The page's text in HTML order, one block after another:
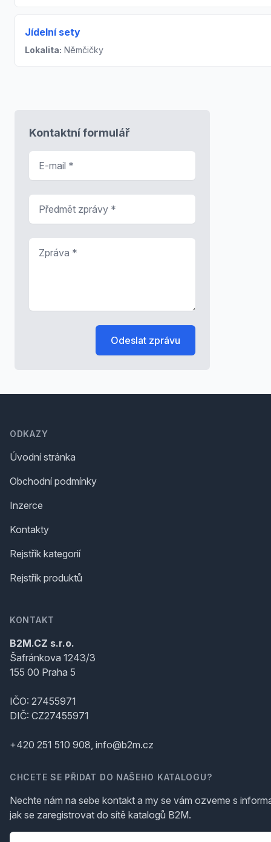
Jídelní sety
Lokalita: Němčičky
Kontaktní formulář
Odeslat zprávu
ODKAZY
Úvodní stránka
Obchodní podmínky
Inzerce
Kontakty
Rejstřík kategorií
Rejstřík produktů
KONTAKT
B2M.CZ s.r.o.
Šafránkova 1243/3
155 00 Praha 5
IČO: 27455971
DIČ: CZ27455971
+420 251 510 908, info@b2m.cz
CHCETE SE PŘIDAT DO NAŠEHO KATALOGU?
Nechte nám na sebe kontakt a my se vám ozveme s
jak se zaregistrovat do sítě katalogů B2M.
Telefon